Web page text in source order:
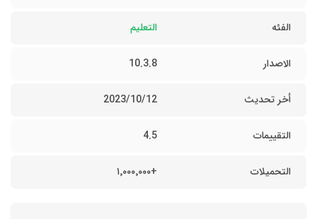
الفئه التعليم
الاصدار 10.3.8
أخر تحديث 12‏/10‏/2023
التقييمات 4.5
التحميلات +١٬٠٠٠٬٠٠٠